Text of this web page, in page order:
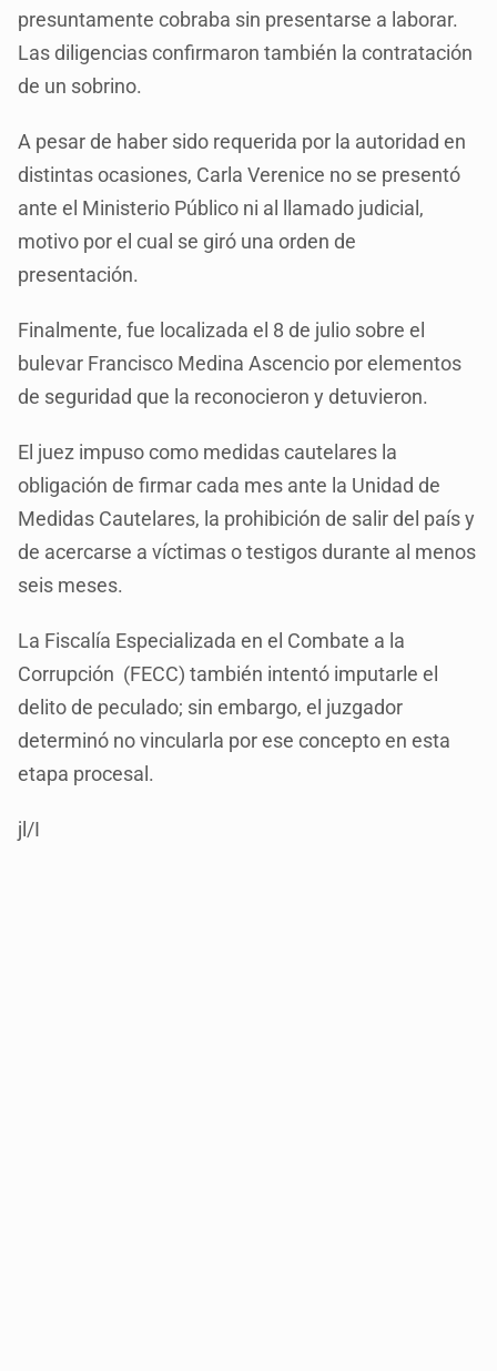
presuntamente cobraba sin presentarse a laborar.
Las diligencias confirmaron también la contratación
de un sobrino.
A pesar de haber sido requerida por la autoridad en
distintas ocasiones, Carla Verenice no se presentó
ante el Ministerio Público ni al llamado judicial,
motivo por el cual se giró una orden de
presentación.
Finalmente, fue localizada el 8 de julio sobre el
bulevar Francisco Medina Ascencio por elementos
de seguridad que la reconocieron y detuvieron.
El juez impuso como medidas cautelares la
obligación de firmar cada mes ante la Unidad de
Medidas Cautelares, la prohibición de salir del país y
de acercarse a víctimas o testigos durante al menos
seis meses.
La Fiscalía Especializada en el Combate a la
Corrupción (FECC) también intentó imputarle el
delito de peculado; sin embargo, el juzgador
determinó no vincularla por ese concepto en esta
etapa procesal.
jl/I